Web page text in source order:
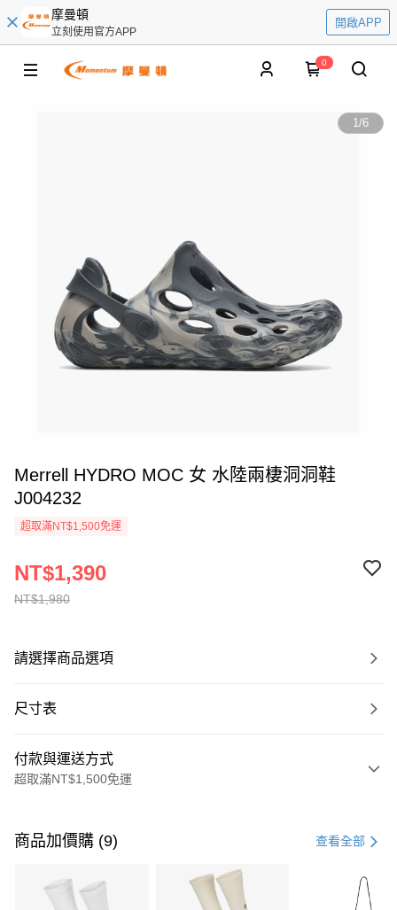
摩曼頓
立刻使用官方APP
開啟APP
0
1/6
Merrell HYDRO MOC 女 水陸兩棲洞洞鞋
J004232
超取滿NT$1,500免運
NT$1,980
NT$1,390
請選擇商品選項
尺寸表
付款與運送方式
超取滿NT$1,500免運
信用卡一次付款
3 期 0 利率 每期 21家銀行
商品加價購 (9) 查看全部